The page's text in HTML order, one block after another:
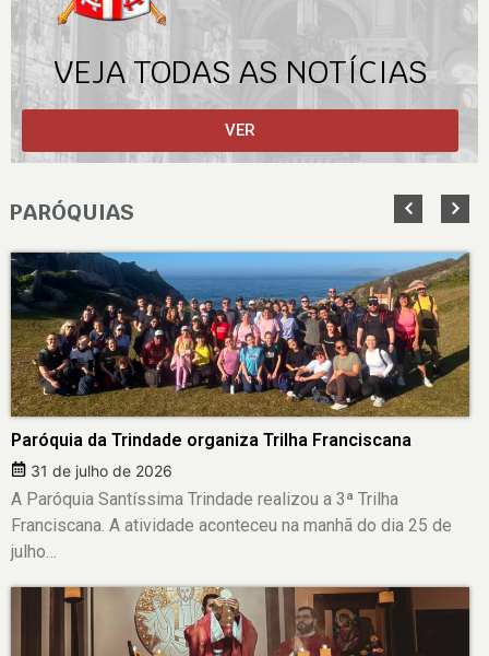
VEJA TODAS AS NOTÍCIAS
VER
PARÓQUIAS
Paróquia da Trindade organiza Trilha Franciscana
31 de julho de 2026
A Paróquia Santíssima Trindade realizou a 3ª Trilha
Franciscana. A atividade aconteceu na manhã do dia 25 de
julho…